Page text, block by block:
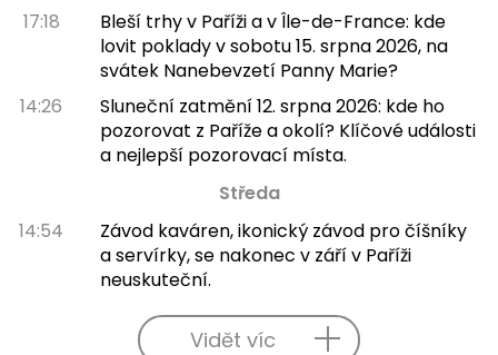
17:18
Bleší trhy v Paříži a v Île-de-France: kde
lovit poklady v sobotu 15. srpna 2026, na
svátek Nanebevzetí Panny Marie?
14:26
Sluneční zatmění 12. srpna 2026: kde ho
pozorovat z Paříže a okolí? Klíčové události
a nejlepší pozorovací místa.
Středa
14:54
Závod kaváren, ikonický závod pro číšníky
a servírky, se nakonec v září v Paříži
neuskuteční.
Vidět víc